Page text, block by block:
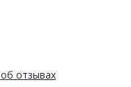
отзывах